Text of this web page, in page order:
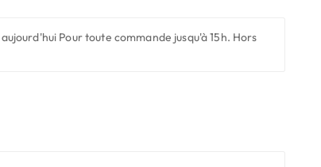
Pour toute commande jusqu'à 15h. Hors